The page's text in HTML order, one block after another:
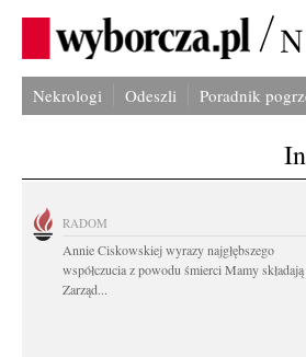
Nekrologi Odeszli Poradnik
RADOM
Annie Ciskowskiej wyrazy najgłębszego
współczucia z powodu śmierci Mamy składają
Zarząd...